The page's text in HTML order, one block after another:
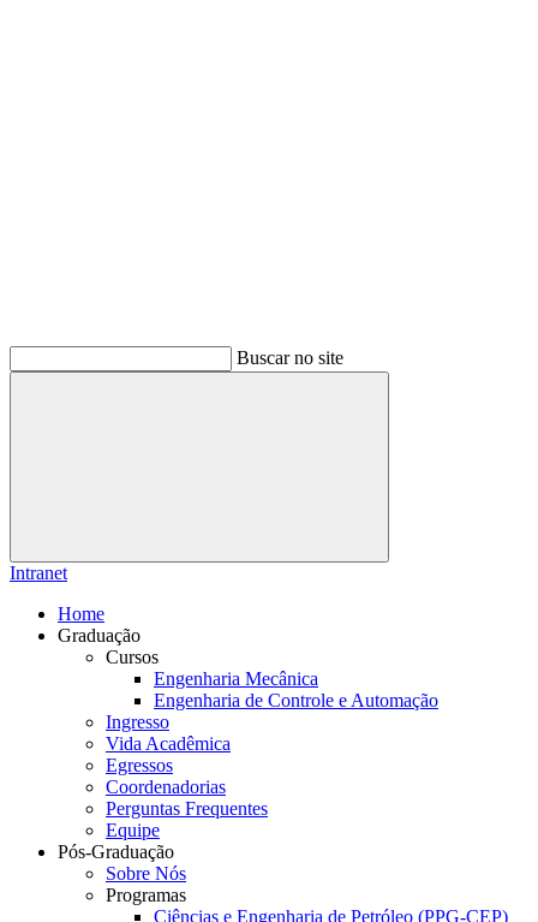
Buscar no site
Buscar
Intranet
Home
Graduação
Cursos
Engenharia Mecânica
Engenharia de Controle e Automação
Ingresso
Vida Acadêmica
Egressos
Coordenadorias
Perguntas Frequentes
Equipe
Pós-Graduação
Sobre Nós
Programas
Ciências e Engenharia de Petróleo (PPG-CEP)